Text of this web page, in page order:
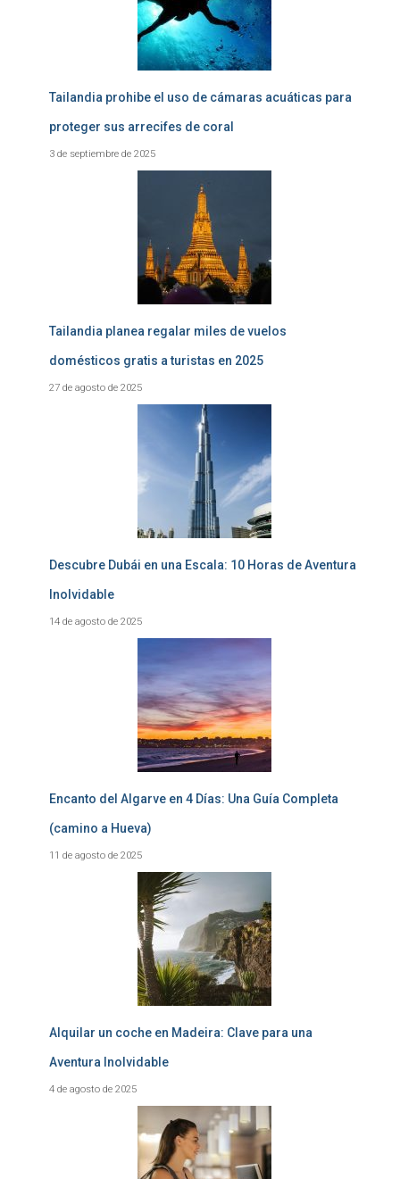
Tailandia prohibe el uso de cámaras acuáticas para
proteger sus arrecifes de coral
3 de septiembre de 2025
Tailandia planea regalar miles de vuelos
domésticos gratis a turistas en 2025
27 de agosto de 2025
Descubre Dubái en una Escala: 10 Horas de Aventura
Inolvidable
14 de agosto de 2025
Encanto del Algarve en 4 Días: Una Guía Completa
(camino a Hueva)
11 de agosto de 2025
Alquilar un coche en Madeira: Clave para una
Aventura Inolvidable
4 de agosto de 2025